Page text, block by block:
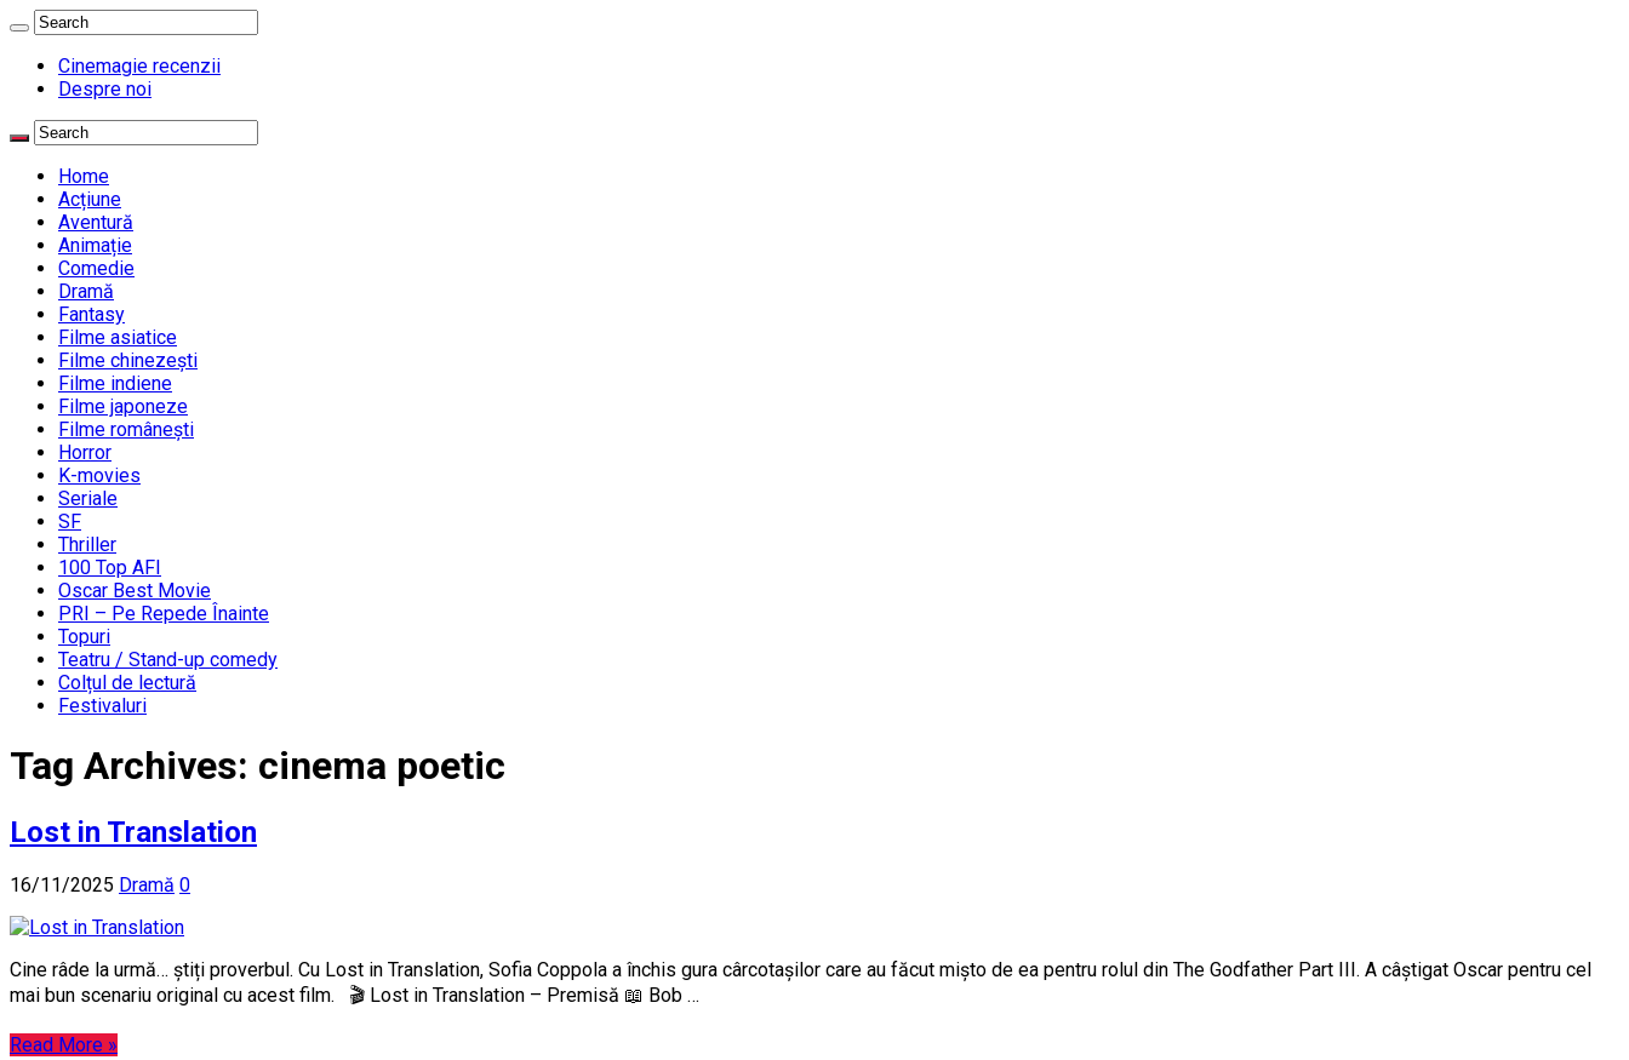
Cinemagie recenzii
Despre noi
Home
Acțiune
Aventură
Animație
Comedie
Dramă
Fantasy
Filme asiatice
Filme chinezești
Filme indiene
Filme japoneze
Filme românești
Horror
K-movies
Seriale
SF
Thriller
100 Top AFI
Oscar Best Movie
PRI – Pe Repede Înainte
Topuri
Teatru / Stand-up comedy
Colțul de lectură
Festivaluri
Tag Archives: cinema poetic
Lost in Translation
16/11/2025 Dramă 0
Cine râde la urmă… știți proverbul. Cu Lost in Translation, Sofia Coppola a închis gura cârcotașilor care au făcut mișto de ea pentru rolul din The Godfather Part III. A câștigat Oscar pentru cel
mai bun scenariu original cu acest film. 🎬 Lost in Translation – Premisă 📖 Bob …
Read More »